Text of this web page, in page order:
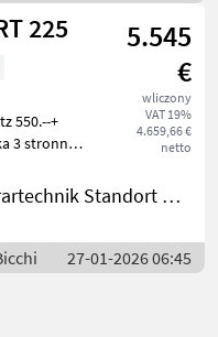
225
5.545
€
wliczony
VAT 19%
4.659,66 €
netto
550.--+
3 stronna,
tyłu, :
Oswald Agrartechnik Standort Regen
27-01-2026 06:45